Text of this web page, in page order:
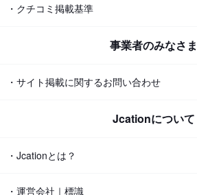
・クチコミ掲載基準
事業者のみなさま
・サイト掲載に関するお問い合わせ
Jcationについて
・Jcationとは？
・運営会社｜標識